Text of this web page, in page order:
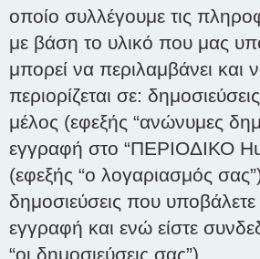
οποίο συλλέγουμε τις
με βάση το υλικό που μας
μπορεί να περιλαμβάνει και
περιορίζεται σε:
μέλος (εφεξής “ανώνυμες
εγγραφή στο “ΠΕΡΙΟΔΙΚΟ
(εφεξής “ο λογαριασμός
δημοσιεύσεις που υποβάλετε
εγγραφή και ενώ είστε
“οι δημοσιεύσεις σας”).